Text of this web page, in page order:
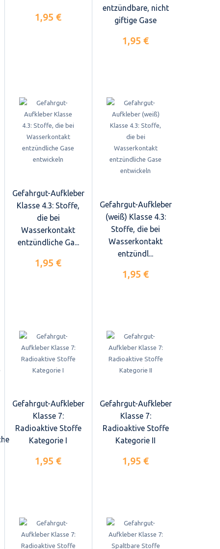
1,95 €
entzündbare, nicht
giftige Gase
1,95 €
Gefahrgut-Aufkleber
Klasse 4.3: Stoffe,
die bei
Wasserkontakt
entzündliche Ga...
1,95 €
Gefahrgut-Aufkleber
(weiß) Klasse 4.3:
Stoffe, die bei
Wasserkontakt
entzündl...
1,95 €
Gefahrgut-Aufkleber
Klasse 7:
Radioaktive Stoffe
Kategorie I
1,95 €
Gefahrgut-Aufkleber
Klasse 7:
Radioaktive Stoffe
Kategorie II
1,95 €